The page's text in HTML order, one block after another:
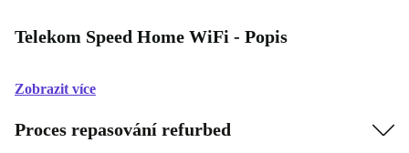
Telekom Speed Home WiFi - Popis
Zobrazit více
Proces repasování refurbed